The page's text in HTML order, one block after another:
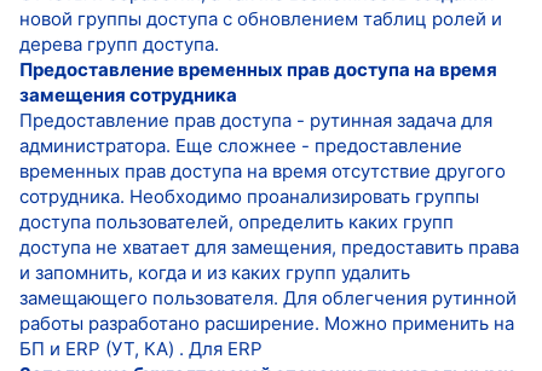
новой группы доступа с обновлением таблиц ролей и
дерева групп доступа.
Предоставление временных прав доступа на время
замещения сотрудника
Предоставление прав доступа - рутинная задача для
администратора. Еще сложнее - предоставление
временных прав доступа на время отсутствие другого
сотрудника. Необходимо проанализировать группы
доступа пользователей, определить каких групп
доступа не хватает для замещения, предоставить права
и запомнить, когда и из каких групп удалить
замещающего пользователя. Для облегчения рутинной
работы разработано расширение. Можно применить на
БП и ERP (УТ, КА) . Для ERP